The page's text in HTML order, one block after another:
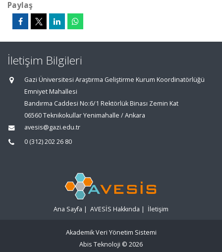
Paylaş
İletişim Bilgileri
Gazi Üniversitesi Araştırma Geliştirme Kurum Koordinatörlüğü
Emniyet Mahallesi
Bandırma Caddesi No:6/1 Rektörlük Binası Zemin Kat
06560 Teknikokullar Yenimahalle / Ankara
avesis@gazi.edu.tr
0 (312) 202 26 80
Ana Sayfa | AVESİS Hakkında | İletişim
Akademik Veri Yönetim Sistemi
Abis Teknoloji © 2026